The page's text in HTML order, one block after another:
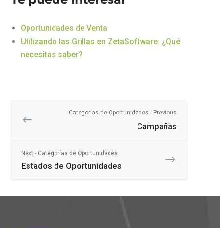
Oportunidades de Venta
Utilizando las Grillas en ZetaSoftware: ¿Qué
necesitas saber?
Categorías de Oportunidades - Previous
Campañas
Next - Categorías de Oportunidades
Estados de Oportunidades